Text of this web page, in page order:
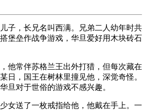
子，长兄名叫西满。兄弟二人幼年时共
堡垒作战争游戏，华旦爱好用木块砖石
他常伴苏格兰王出外打猎，但每次藏在
日，国王在树林里撞见他，深觉奇怪。
旦对于世俗的游戏不感兴趣。
女送了一枚戒指给他，他戴在手上。一